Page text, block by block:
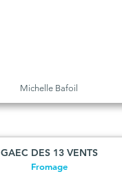
Michelle Bafoil
GAEC DES 13 VENTS
Fromage